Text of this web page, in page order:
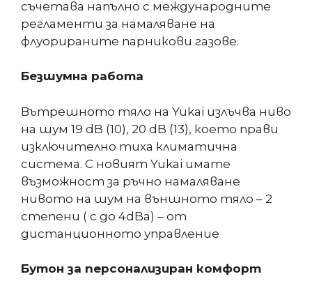
съчетава напълно с международните
регламенти за намаляване на
флуорираните парникови газове.
Безшумна работа
Вътрешното тяло на Yukai излъчва ниво
на шум 19 dB (10), 20 dB (13), което прави
изключително тиха климатична
система. С новият Yukai имате
възможност за ръчно намаляване
нивото на шум на външното тяло – 2
степени ( с до 4dBa) – от
дистанционното управление
Бутон за персонализиран комфорт